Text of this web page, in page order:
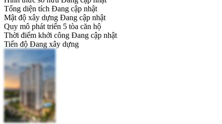
Tổng diện tích Đang cập nhật
Mật độ xây dựng Đang cập nhật
Quy mô phát triển 5 tòa căn hộ
Thời điểm khởi công Đang cập nhật
Tiến độ Đang xây dựng